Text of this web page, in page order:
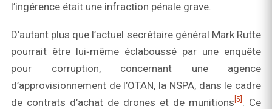
l’ingérence était une infraction pénale grave.
D’autant plus que l’actuel secrétaire général Mark Rutte
pourrait être lui‑même éclaboussé par une enquête
pour corruption, concernant une agence
d’approvisionnement de l’OTAN, la NSPA, dans le cadre
de contrats d’achat de drones et de munitions [5] . Ce